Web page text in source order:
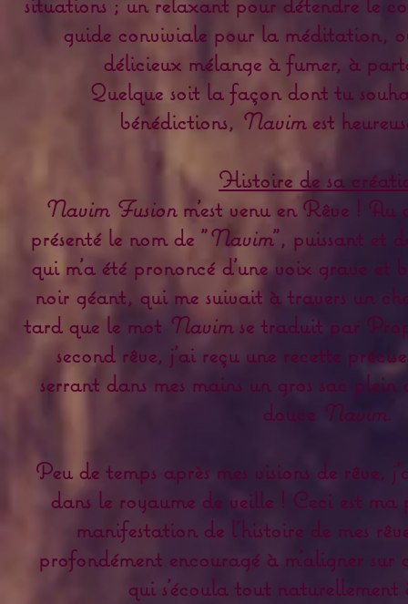
guide conviviale pour la méditation,
délicieux mélange à fumer, à
Quelque soit la façon dont tu
bénédictions, Navimest
Histoire de sa
Navim Fusionm'est venu en Rêve ! Au
présenté le nom de "Navim", puissant et
qui m'a été prononcé d'une voix grave et
noir géant, qui me suivait à travers un
tard que le mot Navimse traduit par
second rêve, j'ai reçu une recette
serrant dans mes mains un gros sac
douce Navim.
Peu de temps après mes visions de rêve,
dans le royaume de veille ! Ceci est ma
manifestation de l'histoire de mes
profondément encouragé à m'aligner
qui s'écoula tout